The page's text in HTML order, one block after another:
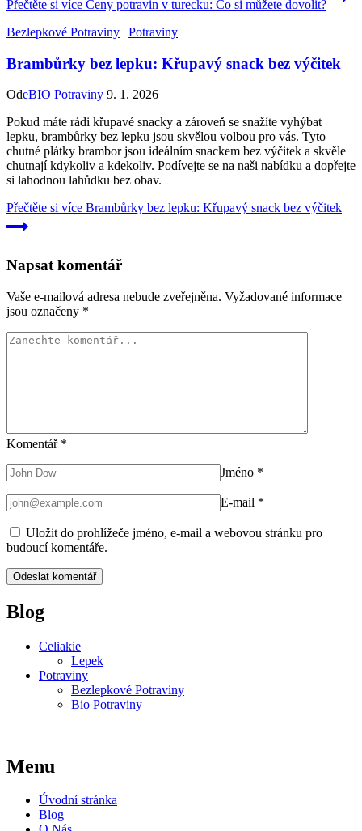
Přečtěte si více Ceny potravin v turecku: Co si můžete dovolit?
Bezlepkové Potraviny | Potraviny
Brambůrky bez lepku: Křupavý snack bez výčitek
OdeBIO Potraviny 9. 1. 2026
Pokud máte rádi křupavé snacky a zároveň se snažíte vyhýbat
lepku, brambůrky bez lepku jsou skvělou volbou pro vás. Tyto
chutné plátky brambor jsou ideálním snackem bez výčitek a skvěle
chutnají kdykoliv a kdekoliv. Podívejte se na naši nabídku a dopřejte
si lahodnou lahůdku bez obav.
Přečtěte si více Brambůrky bez lepku: Křupavý snack bez výčitek
Napsat komentář
Vaše e-mailová adresa nebude zveřejněna. Vyžadované informace
jsou označeny *
Komentář *
Jméno *
E-mail *
Uložit do prohlížeče jméno, e-mail a webovou stránku pro
budoucí komentáře.
Blog
Celiakie
Lepek
Potraviny
Bezlepkové Potraviny
Bio Potraviny
Menu
Úvodní stránka
Blog